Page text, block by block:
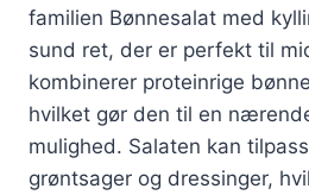
familien Bønnesalat med
sund ret, der er perfekt til
kombinerer proteinrige
hvilket gør den til en
mulighed. Salaten kan
grøntsager og dressinger,